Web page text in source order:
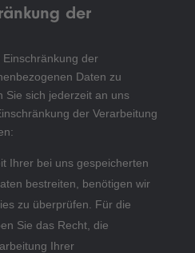
der
der
Daten zu
Sie sich jederzeit an uns
der Verarbeitung
Ihrer bei uns gespeicherten
bestreiten, benötigen wir
zu überprüfen. Für die
Sie das Recht, die
Ihrer